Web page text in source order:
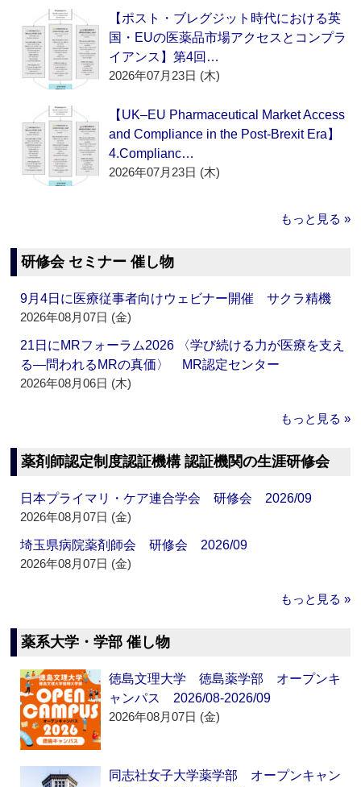
【ポスト・ブレグジット時代における英
国・EUの医薬品市場アクセスとコンプラ
イアンス】第4回…
2026年07月23日 (木)
【UK–EU Pharmaceutical Market Access
and Compliance in the Post-Brexit Era】
4.Complianc…
2026年07月23日 (木)
もっと見る »
研修会 セミナー 催し物
9月4日に医療従事者向けウェビナー開催 サクラ精機
2026年08月07日 (金)
21日にMRフォーラム2026 〈学び続ける力が医療を支え
る―問われるMRの真価〉 MR認定センター
2026年08月06日 (木)
もっと見る »
薬剤師認定制度認証機構 認証機関の生涯研修会
日本プライマリ・ケア連合学会 研修会 2026/09
2026年08月07日 (金)
埼玉県病院薬剤師会 研修会 2026/09
2026年08月07日 (金)
もっと見る »
薬系大学・学部 催し物
徳島文理大学 徳島薬学部 オープンキ
ャンパス 2026/08-2026/09
2026年08月07日 (金)
同志社女子大学薬学部 オープンキャン